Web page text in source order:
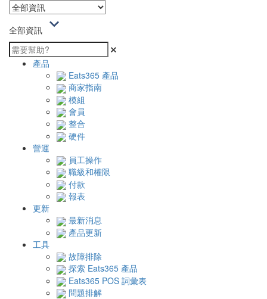
全部資訊
產品
Eats365 產品
商家指南
模組
會員
整合
硬件
營運
員工操作
職級和權限
付款
報表
更新
最新消息
產品更新
工具
故障排除
探索 Eats365 產品
Eats365 POS 詞彙表
問題排解